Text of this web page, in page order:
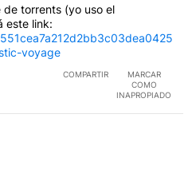
torrents (yo uso el
este link:
voyage
COMPARTIR
MARCAR
COMO
INAPROPIADO